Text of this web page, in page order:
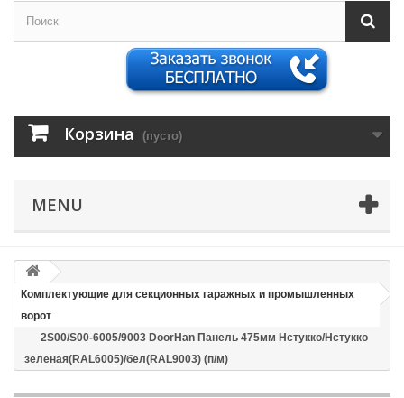
Корзина (пусто)
MENU
Комплектующие для секционных гаражных и промышленных
ворот
2S00/S00-6005/9003 DoorHan Панель 475мм Нстукко/Нстукко
зеленая(RAL6005)/бел(RAL9003) (п/м)
Оформление заказа
После оформления заказа с вами свяжется менеджер
Телефон*
Способ доставки
Время доставки: стоимость доставки по тарифам СДЭК
оплачивается при получении
Адрес если нужен